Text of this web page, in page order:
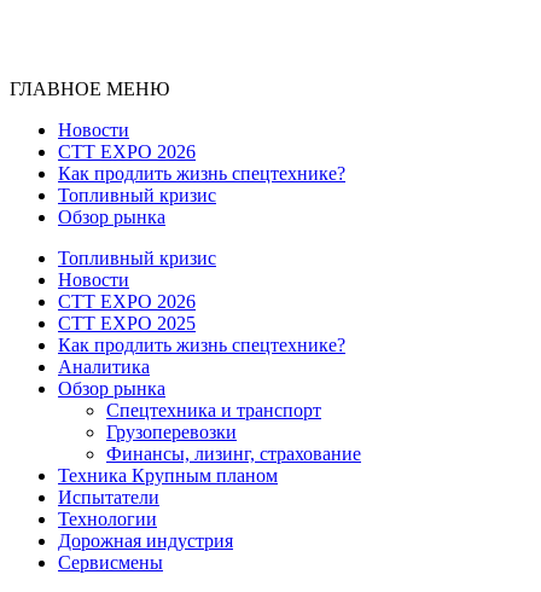
ГЛАВНОЕ МЕНЮ
Новости
CTT EXPO 2026
Как продлить жизнь спецтехнике?
Топливный кризис
Обзор рынка
Топливный кризис
Новости
CTT EXPO 2026
CTT EXPO 2025
Как продлить жизнь спецтехнике?
Аналитика
Обзор рынка
Спецтехника и транспорт
Грузоперевозки
Финансы, лизинг, страхование
Техника Крупным планом
Испытатели
Технологии
Дорожная индустрия
Сервисмены